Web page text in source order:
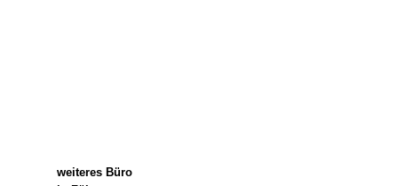
weiteres Büro